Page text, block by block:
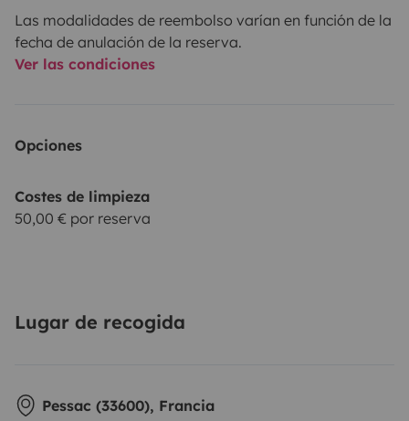
• 🛶 Canoe
• 🔋 Batería portátil
• 🏄 Tablas de surf
• Hasta –50% larga duración
Las modalidades de reembolso varían en función de la
fecha de anulación de la reserva.
Ver las condiciones
Opciones
Costes de limpieza
50,00 € por reserva
Lugar de recogida
Pessac (33600), Francia